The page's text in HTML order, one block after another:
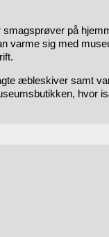
på
varme sig med
æbleskiver samt
hvor